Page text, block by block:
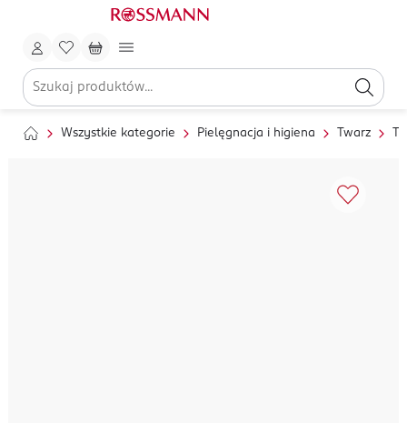
Wszystkie kategorie Pielęgnacja i higiena Twarz